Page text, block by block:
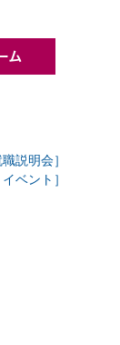
説明会］
ベント］